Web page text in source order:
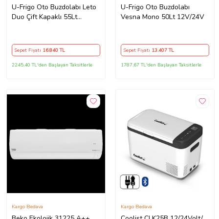
U-Frigo Oto Buzdolabı Leto
Duo Çift Kapaklı 55Lt
Sepet Fiyatı 16.840TL
2245,40 TL'den Başlayan Taksitlerle
U-Frigo Oto Buzdolabı
Vesna Mono 50Lt 12V/24V
Sepet Fiyatı 13.407TL
1787,67 TL'den Başlayan Taksitlerle
Kargo Bedava Kargo Bedava